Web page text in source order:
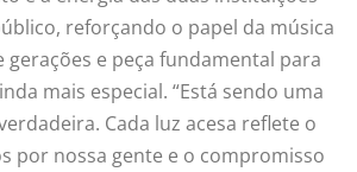
reforçando o papel da música
e peça fundamental para
mais especial. “Está sendo uma
Cada luz acesa reflete o
por nossa gente e o compromisso